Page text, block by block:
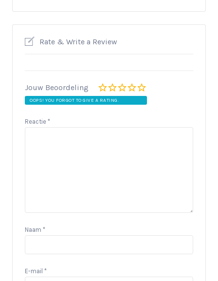
Rate & Write a Review
Jouw Beoordeling
OOPS! YOU FORGOT TO GIVE A RATING.
Reactie *
Naam *
E-mail *